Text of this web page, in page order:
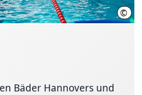
©
Bäder Hannovers und